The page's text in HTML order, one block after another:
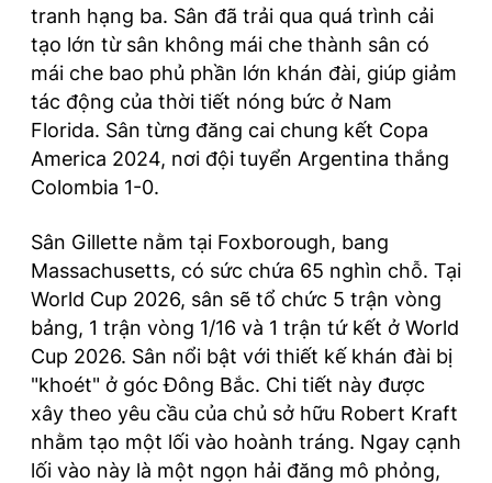
tranh hạng ba. Sân đã trải qua quá trình cải
tạo lớn từ sân không mái che thành sân có
mái che bao phủ phần lớn khán đài, giúp giảm
tác động của thời tiết nóng bức ở Nam
Florida. Sân từng đăng cai chung kết Copa
America 2024, nơi đội tuyển Argentina thắng
Colombia 1-0.
Sân Gillette nằm tại Foxborough, bang
Massachusetts, có sức chứa 65 nghìn chỗ. Tại
World Cup 2026, sân sẽ tổ chức 5 trận vòng
bảng, 1 trận vòng 1/16 và 1 trận tứ kết ở World
Cup 2026. Sân nổi bật với thiết kế khán đài bị
"khoét" ở góc Đông Bắc. Chi tiết này được
xây theo yêu cầu của chủ sở hữu Robert Kraft
nhằm tạo một lối vào hoành tráng. Ngay cạnh
lối vào này là một ngọn hải đăng mô phỏng,